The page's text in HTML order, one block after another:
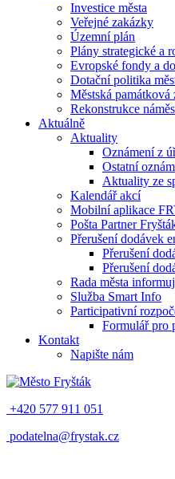
Investice města
Veřejné zakázky
Územní plán
Plány strategické a
Evropské fondy a
Dotační politika
Městská památková
Rekonstrukce
Aktuálně
Aktuality
Oznámení z
Ostatní
Aktuality ze
Kalendář akcí
Mobilní aplikace
Pošta Partner
Přerušení dodávek
Přerušení
Přerušení
Rada města
Služba Smart Info
Participativní
Formulář pro
Kontakt
Napište nám
+420 577 911 051
podatelna@frystak.cz